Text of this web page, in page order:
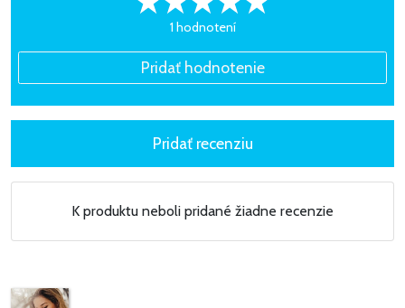
8. Nenahraditeľná (akustická verzia)
11. Holubička Symphony feat. Adam Ďurica (bonus)
1 hodnotení
K produktu neboli pridané žiadne recenzie